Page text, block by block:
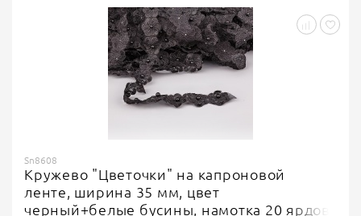
Sn8608
Кружево "Цветочки" на капроновой
ленте, ширина 35 мм, цвет
черный+белые бусины, намотка 20 ярдов